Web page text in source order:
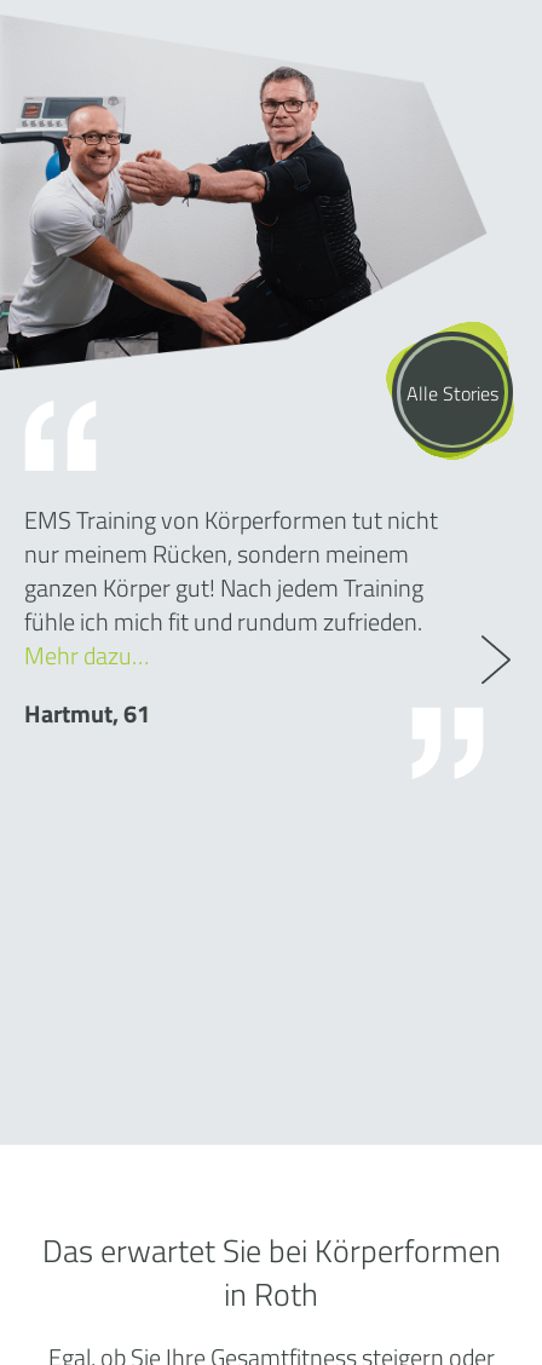
Alle Stories
EMS Training von Körperformen tut nicht
nur meinem Rücken, sondern meinem
ganzen Körper gut! Nach jedem Training
fühle ich mich fit und rundum zufrieden.
Mehr dazu…
Hartmut, 61
Das erwartet Sie bei Körperformen
in Roth
Egal, ob Sie Ihre Gesamtfitness steigern oder